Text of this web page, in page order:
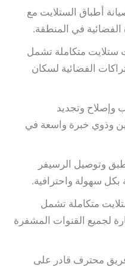
أطباق الستلايت مع
في المنطقة.
ستلايت متكاملة تشمل
الفضائية لسكان
وإصلاح وتجديد
وذوي خبرة واسعة في
وتوصيل الرسيفر
سهولة واحترافية.
متكاملة تشمل
لجميع القنوات المشفرة
محترف قادر على